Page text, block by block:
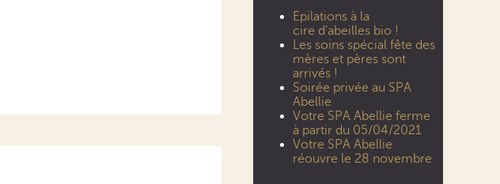
Epilations à la
cire d’abeilles bio !
Les soins spécial fête des
mères et pères sont
arrivés !
Soirée privée au SPA
Abellie
Votre SPA Abellie ferme
à partir du 05/04/2021
Votre SPA Abellie
réouvre le 28 novembre